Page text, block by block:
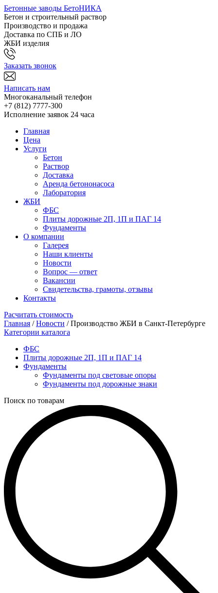
Бетонные заводы БетоНИКА
Бетон и строительный раствор
Производство и продажа
Доставка по СПБ и ЛО
ЖБИ изделия
Заказать звонок
Написать нам
Многоканальный телефон
+7 (812) 7777-300
Исполнение заявок 24 часа
Главная
Цена
Услуги
Бетон
Раствор
Доставка
Аренда бетононасоса
Лаборатория
ЖБИ
ФБС
Плиты дорожные 2П, 1П и ПАГ 14
Фундаменты
О компании
Галерея
Наши клиенты
Новости
Вопрос — ответ
Вакансии
Свидетельства, грамоты, отзывы
Контакты
Расчитать стоимость
Главная /Новости /Производство ЖБИ в Санкт-Петербурге
Категории каталога
ФБС
Плиты дорожные 2П, 1П и ПАГ 14
Фундаменты
Фундаменты под световые опоры
Фундаменты под дорожные знаки
Поиск по товарам